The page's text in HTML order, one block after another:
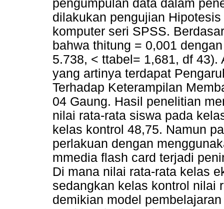
pengumpulan data dalam
dilakukan pengujian
komputer seri SPSS.
bahwa thitung = 0,001
5.738, < ttabel= 1,681, df
yang artinya terdapat
Terhadap Keterampilan
04 Gaung. Hasil penelitian
nilai rata-rata siswa pada
kelas kontrol 48,75. Namun
perlakuan dengan
mmedia flash card terjadi
Di mana nilai rata-rata kelas
sedangkan kelas kontrol nilai
demikian model